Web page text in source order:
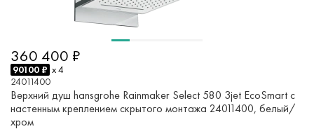
360 400 ₽
90100 ₽ x 4
24011400
Верхний душ hansgrohe Rainmaker Select 580 3jet EcoSmart с
настенным креплением скрытого монтажа 24011400, белый/
хром